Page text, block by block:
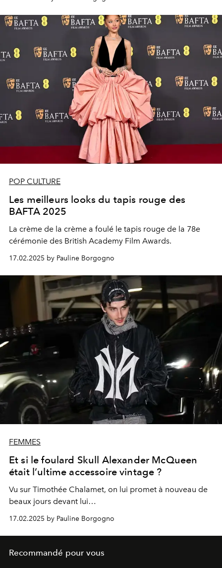
POP CULTURE
Les meilleurs looks du tapis rouge des
BAFTA 2025
La crème de la crème a foulé le tapis rouge de la 78e
cérémonie des British Academy Film Awards.
17.02.2025 by Pauline Borgogno
FEMMES
Et si le foulard Skull Alexander McQueen
était l’ultime accessoire vintage ?
Vu sur Timothée Chalamet, on lui promet à nouveau de
beaux jours devant lui…
17.02.2025 by Pauline Borgogno
Recommandé pour vous